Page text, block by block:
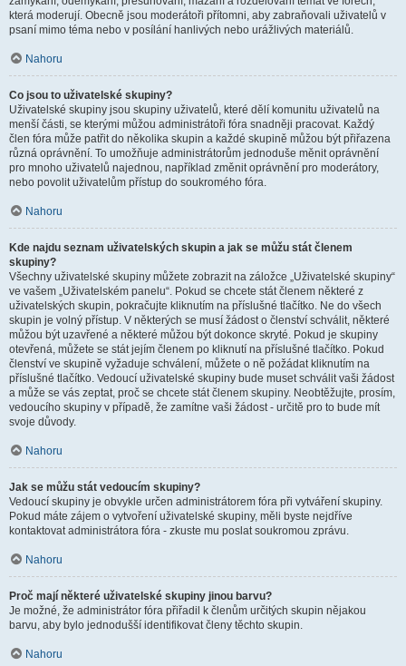
která moderují. Obecně jsou moderátoři přítomni, aby zabraňovali uživatelů v
psaní mimo téma nebo v posílání hanlivých nebo urážlivých materiálů.
Nahoru
Co jsou to uživatelské skupiny?
Uživatelské skupiny jsou skupiny uživatelů, které dělí komunitu uživatelů na
menší části, se kterými můžou administrátoři fóra snadněji pracovat. Každý
člen fóra může patřit do několika skupin a každé skupině můžou být přiřazena
různá oprávnění. To umožňuje administrátorům jednoduše měnit oprávnění
pro mnoho uživatelů najednou, například změnit oprávnění pro moderátory,
nebo povolit uživatelům přístup do soukromého fóra.
Nahoru
Kde najdu seznam uživatelských skupin a jak se můžu stát členem
skupiny?
Všechny uživatelské skupiny můžete zobrazit na záložce „Uživatelské skupiny“
ve vašem „Uživatelském panelu“. Pokud se chcete stát členem některé z
uživatelských skupin, pokračujte kliknutím na příslušné tlačítko. Ne do všech
skupin je volný přístup. V některých se musí žádost o členství schválit, některé
můžou být uzavřené a některé můžou být dokonce skryté. Pokud je skupiny
otevřená, můžete se stát jejím členem po kliknutí na příslušné tlačítko. Pokud
členství ve skupině vyžaduje schválení, můžete o ně požádat kliknutím na
příslušné tlačítko. Vedoucí uživatelské skupiny bude muset schválit vaši žádost
a může se vás zeptat, proč se chcete stát členem skupiny. Neobtěžujte, prosím,
vedoucího skupiny v případě, že zamítne vaši žádost - určitě pro to bude mít
svoje důvody.
Nahoru
Jak se můžu stát vedoucím skupiny?
Vedoucí skupiny je obvykle určen administrátorem fóra při vytváření skupiny.
Pokud máte zájem o vytvoření uživatelské skupiny, měli byste nejdříve
kontaktovat administrátora fóra - zkuste mu poslat soukromou zprávu.
Nahoru
Proč mají některé uživatelské skupiny jinou barvu?
Je možné, že administrátor fóra přiřadil k členům určitých skupin nějakou
barvu, aby bylo jednodušší identifikovat členy těchto skupin.
Nahoru